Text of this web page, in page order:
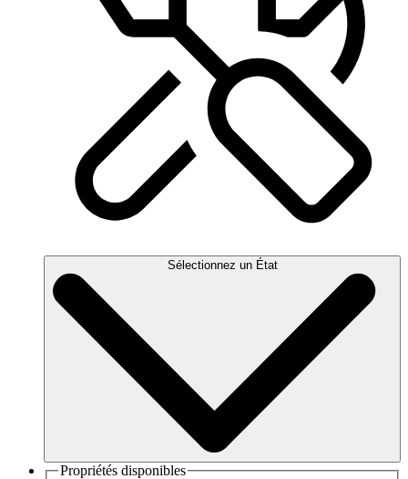
Sélectionnez un État
Propriétés disponibles